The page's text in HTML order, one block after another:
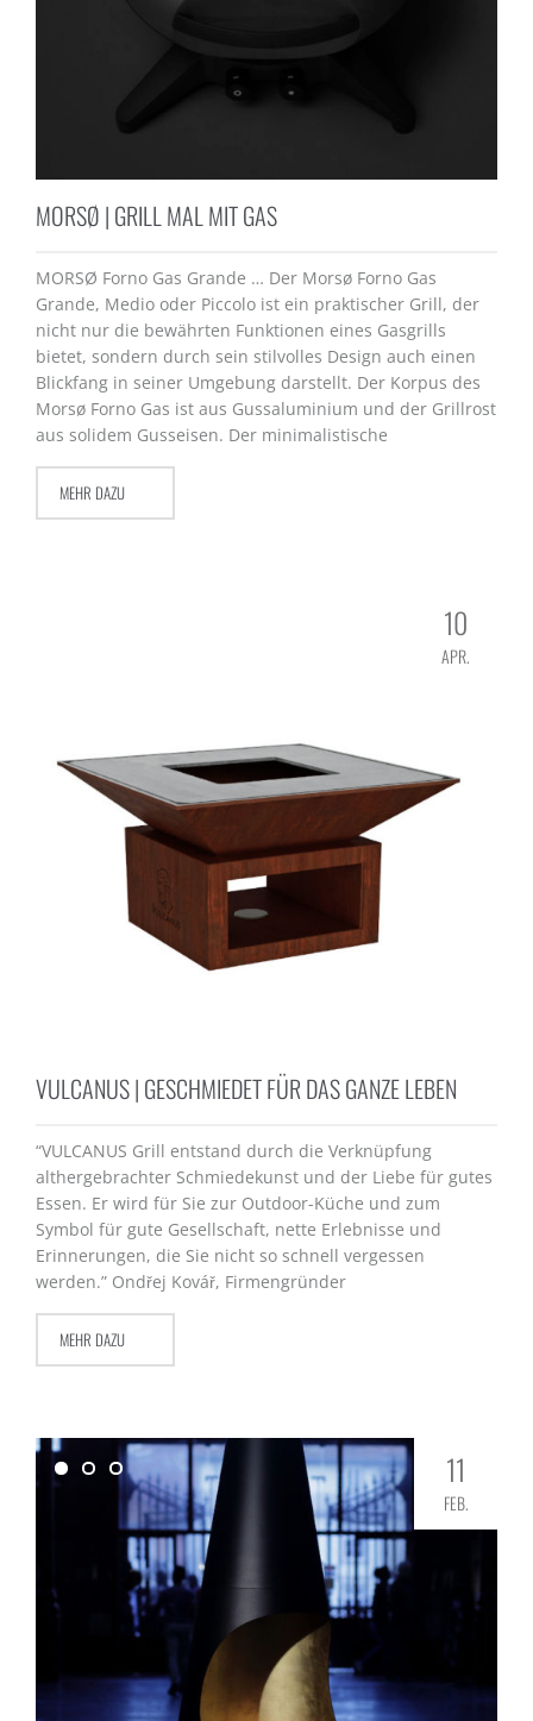
MORSØ | GRILL MAL MIT GAS
MORSØ Forno Gas Grande … Der Morsø Forno Gas
Grande, Medio oder Piccolo ist ein praktischer Grill, der
nicht nur die bewährten Funktionen eines Gasgrills
bietet, sondern durch sein stilvolles Design auch einen
Blickfang in seiner Umgebung darstellt. Der Korpus des
Morsø Forno Gas ist aus Gussaluminium und der Grillrost
aus solidem Gusseisen. Der minimalistische
MEHR DAZU
10
APR.
VULCANUS | GESCHMIEDET FÜR DAS GANZE LEBEN
“VULCANUS Grill entstand durch die Verknüpfung
althergebrachter Schmiedekunst und der Liebe für gutes
Essen. Er wird für Sie zur Outdoor-Küche und zum
Symbol für gute Gesellschaft, nette Erlebnisse und
Erinnerungen, die Sie nicht so schnell vergessen
werden.” Ondřej Kovář, Firmengründer
MEHR DAZU
11
FEB.